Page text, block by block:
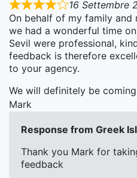
16 Settembre
On behalf of my family and
we had a wonderful time
Sevil were professional,
feedback is therefore
to your agency.
We will definitely be
Mark
Response from Greek
Thank you Mark for
feedback